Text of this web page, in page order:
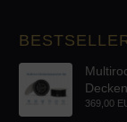
369,00